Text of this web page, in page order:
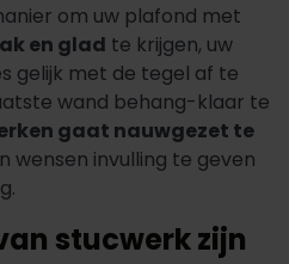
om uw plafond met
en glad te krijgen, uw
gelijk met de tegel af te
wand behang-klaar te
gaat nauwgezet te
wensen invulling te geven
stucwerk zijn